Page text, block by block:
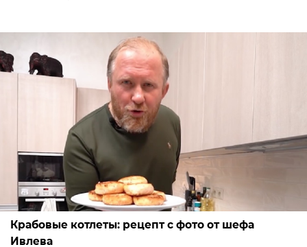
Крабовые котлеты: рецепт с фото от шефа
Ивлева